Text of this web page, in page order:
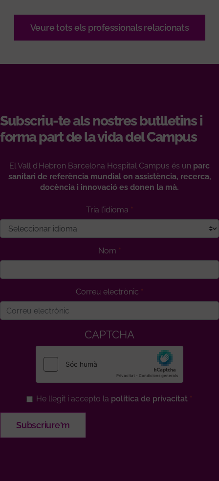
Veure tots els professionals relacionats
Subscriu-te als nostres butlletins i
forma part de la vida del Campus
El Vall d’Hebron Barcelona Hospital Campus és un parc
sanitari de referència mundial on assistència, recerca,
docència i innovació es donen la mà.
Tria l’idioma
Nom
Correu electrònic
CAPTCHA
He llegit i accepto la política de privacitat